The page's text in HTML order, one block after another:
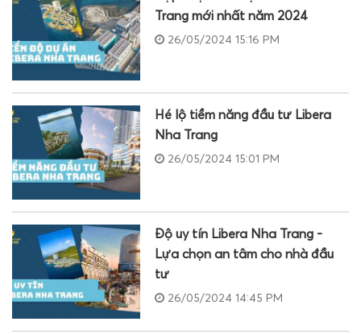
Trang mới nhất năm 2024
26/05/2024 15:16 PM
Hé lộ tiềm năng đầu tư Libera
Nha Trang
26/05/2024 15:01 PM
Độ uy tín Libera Nha Trang -
Lựa chọn an tâm cho nhà đầu
tư
26/05/2024 14:45 PM